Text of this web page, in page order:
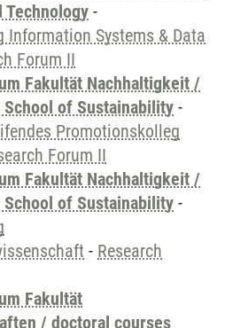
Technology -
Information Systems & Data
Forum II
Fakultät Nachhaltigkeit /
of Sustainability -
Promotionskolleg
Forum II
Fakultät Nachhaltigkeit /
of Sustainability -
- Research
Fakultät
/ doctoral courses